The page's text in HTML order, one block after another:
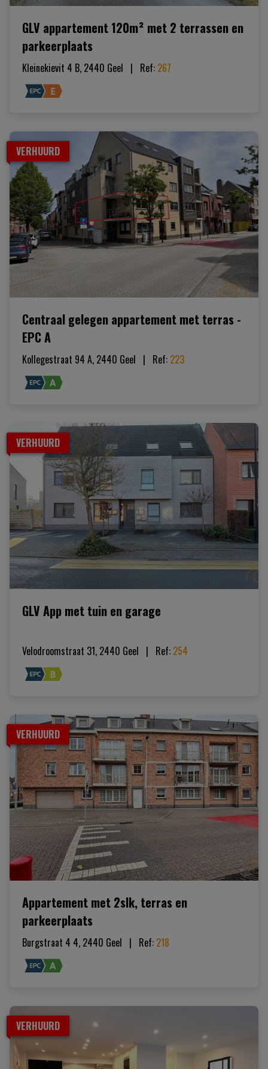
GLV appartement 120m² met 2 terrassen en
parkeerplaats
Kleinekievit 4 B, 2440 Geel | Ref: 267
VERHUURD
Centraal gelegen appartement met terras -
EPC A
Kollegestraat 94 A, 2440 Geel | Ref: 223
VERHUURD
GLV App met tuin en garage
Velodroomstraat 31, 2440 Geel | Ref: 254
VERHUURD
Appartement met 2slk, terras en
parkeerplaats
Burgstraat 4 4, 2440 Geel | Ref: 218
VERHUURD